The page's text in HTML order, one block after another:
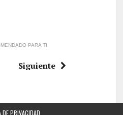
PARA TI
Siguiente
PRIVACIDAD